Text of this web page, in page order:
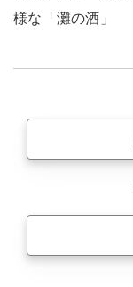
様な「灘の酒」